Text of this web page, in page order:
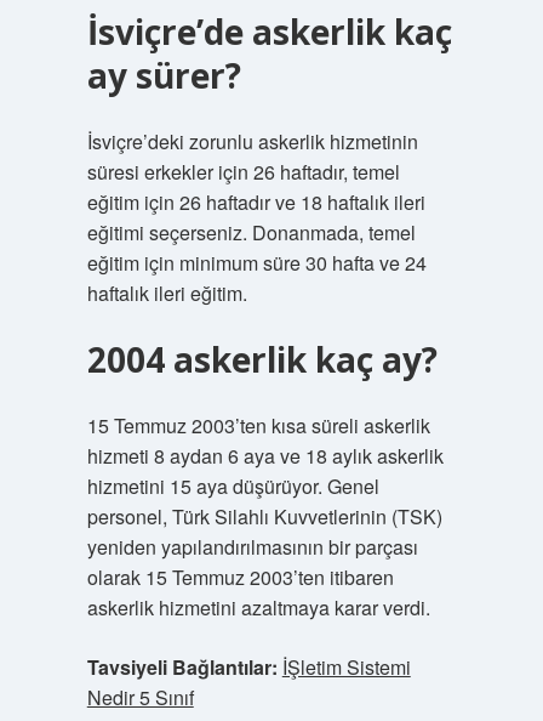
İsviçre’de askerlik kaç
ay sürer?
İsviçre’deki zorunlu askerlik hizmetinin
süresi erkekler için 26 haftadır, temel
eğitim için 26 haftadır ve 18 haftalık ileri
eğitimi seçerseniz. Donanmada, temel
eğitim için minimum süre 30 hafta ve 24
haftalık ileri eğitim.
2004 askerlik kaç ay?
15 Temmuz 2003’ten kısa süreli askerlik
hizmeti 8 aydan 6 aya ve 18 aylık askerlik
hizmetini 15 aya düşürüyor. Genel
personel, Türk Silahlı Kuvvetlerinin (TSK)
yeniden yapılandırılmasının bir parçası
olarak 15 Temmuz 2003’ten itibaren
askerlik hizmetini azaltmaya karar verdi.
Tavsiyeli Bağlantılar: İŞletim Sistemi
Nedir 5 Sınıf